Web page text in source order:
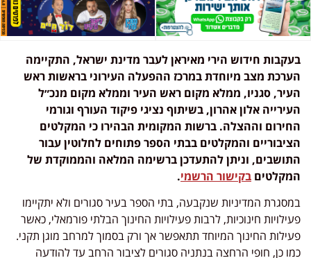
בעקבות חידוש הירי מאיראן לעבר מדינת ישראל, התקיימה
הערכת מצב מיוחדת במרכז ההפעלה העירוני בראשות ראש
העיר, סגניו, ממלא מקום ראש העיר וממלא מקום מנכ״ל
העירייה אלון אהרון, בשיתוף נציגי פיקוד העורף וגורמי
החירום וההצלה. ברשות המקומית הבהירו כי המקלטים
הציבוריים והמקלטים בבתי הספר פתוחים לחלוטין עבור
התושבים, וניתן להתעדכן ברשימה המלאה והממוקדת של
המקלטים בקישור הרשמי.
במסגרת המדיניות שנקבעה, בתי הספר בעיר סגורים ולא יתקיימו
פעילויות חינוכיות, לרבות פעילויות החינוך הבלתי פורמאלי, כאשר
פעילות החינוך המיוחד תתאפשר אך ורק בסמוך למרחב מוגן תקני.
כמו כן, חופי הרחצה בנתניה סגורים לציבור הרחב עד להודעה